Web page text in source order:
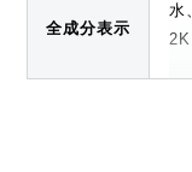
全成分表示
水